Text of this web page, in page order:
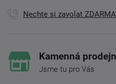
Nechte si zavolat ZDARMA
Kamenná
Jsme tu pro Vás